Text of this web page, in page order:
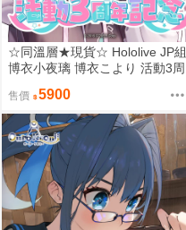
☆同溫層★現貨☆ Hololive JP組
博衣小夜璃 博衣こより 活動3周
售價 5900